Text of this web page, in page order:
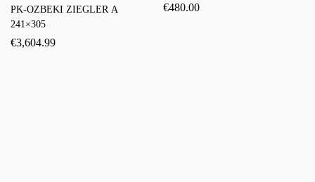
PK-OZBEKI ZIEGLER A
241×305
€3,604.99
€480.00